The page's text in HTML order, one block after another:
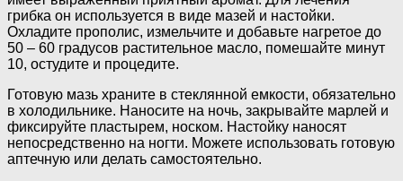
грибка он используется в виде мазей и настойки.
Охладите прополис, измельчите и добавьте нагретое до
50 – 60 градусов растительное масло, помешайте минут
10, остудите и процедите.
Готовую мазь храните в стеклянной емкости, обязательно
в холодильнике. Наносите на ночь, закрывайте марлей и
фиксируйте пластырем, носком. Настойку наносят
непосредственно на ногти. Можете использовать готовую
аптечную или делать самостоятельно.